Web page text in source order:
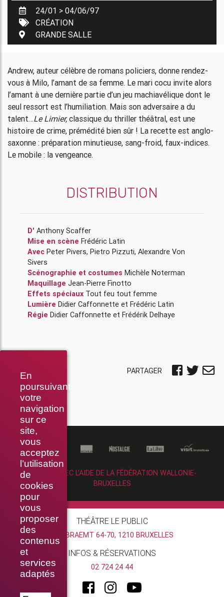
En
poursuivant
votre
navigation
sur ce
site,
vous
acceptez
l’utilisation
de
cookies
pour
vous
proposer
des
contenus
et
services
adaptés
24/01 > 04/06/97
CRÉATION
GRANDE SALLE
Andrew, auteur célèbre de romans policiers, donne rendez-
vous à Milo, l’amant de sa femme. Le mari cocu invite alors
l’amant à une dernière partie d’un jeu machiavélique dont le
seul ressort est l’humiliation. Mais son adversaire a du
talent…Le Limier,classique du thriller théâtral, est une
histoire de crime, prémédité bien sûr ! La recette est anglo-
saxonne : préparation minutieuse, sang-froid, faux-indices.
Le mobile : la vengeance.
DISTRIBUTION
D' Anthony Scaffer
Mise en scène Frédéric Latin
Avec Peter Pivers, Pietro Pizzuti, Alexandre Von
Sivers
Scénographie et costumes Michèle Noterman
Maquillage Jean-Pierre Finotto
Effets spéciaux Tout feu tout femme
Lumière Didier Caffonnette et Frédéric Latin
Régie Didier Caffonnette et Frédérik Delhaye
PARTAGER
RÉALISÉ AVEC L’AIDE DE LA FÉDÉRATION WALLONIE-
BRUXELLES
THÉÂTRE LE PUBLIC
RUE BRAEMT 64-70, 1210 BRUXELLES
INFOS & RÉSERVATIONS
02 724 24 44